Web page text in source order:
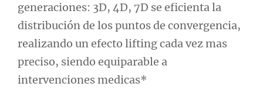
generaciones: 3D, 4D, 7D se eficienta la
distribución de los puntos de convergencia,
realizando un efecto lifting cada vez mas
preciso, siendo equiparable a
intervenciones medicas*